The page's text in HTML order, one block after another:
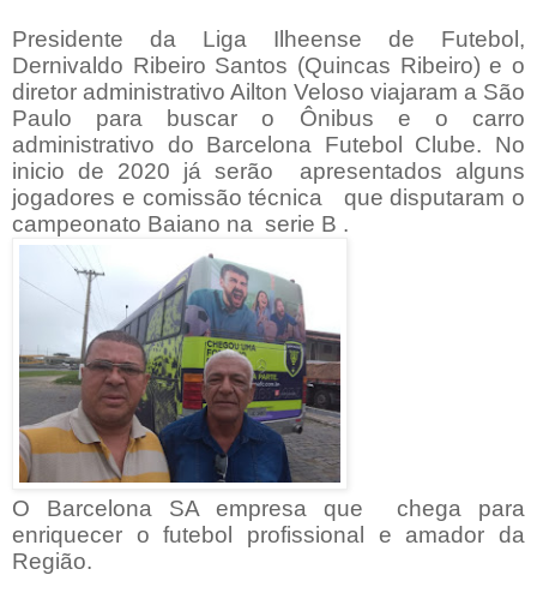
Presidente da Liga Ilheense de Futebol,
Dernivaldo Ribeiro Santos (Quincas Ribeiro) e o
diretor administrativo Ailton Veloso viajaram a São
Paulo para buscar o Ônibus e o carro
administrativo do Barcelona Futebol Clube. No
inicio de 2020 já serão apresentados alguns
jogadores e comissão técnica que disputaram o
campeonato Baiano na serie B .
O Barcelona SA empresa que chega para
enriquecer o futebol profissional e amador da
Região.